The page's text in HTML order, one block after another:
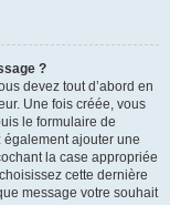
?
devez tout d’abord en
Une fois créée, vous
le formulaire de
également ajouter une
la case appropriée
cette dernière
message votre souhait